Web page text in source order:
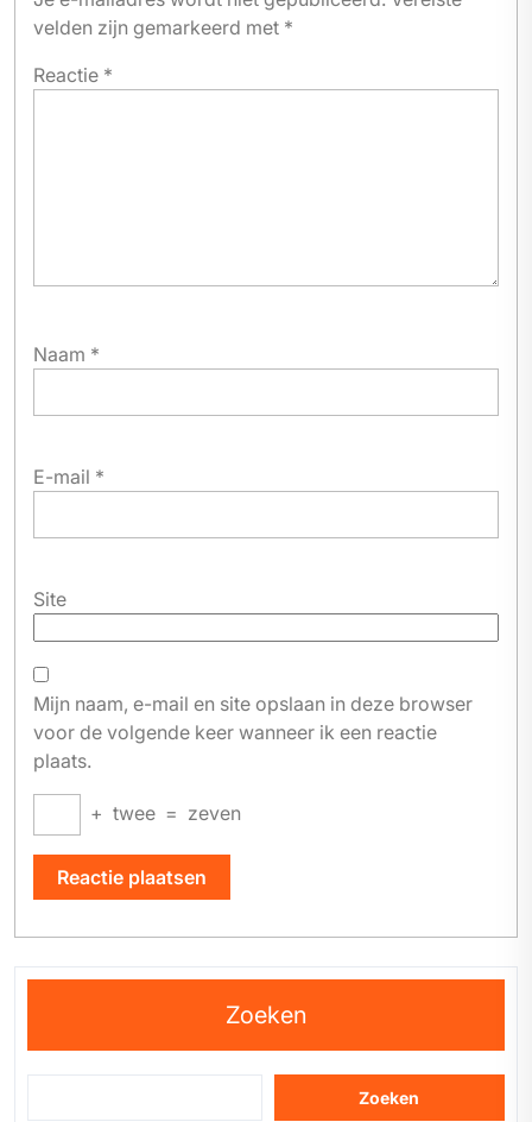
velden zijn gemarkeerd met *
Reactie *
Naam *
E-mail *
Site
Mijn naam, e-mail en site opslaan in deze browser
voor de volgende keer wanneer ik een reactie
plaats.
+ twee = zeven
Zoeken
Zoeken